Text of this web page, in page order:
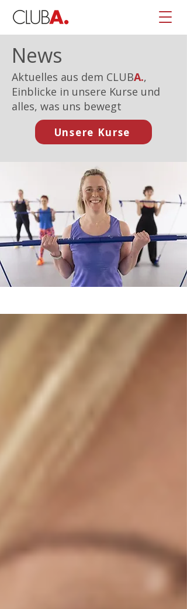
News
Aktuelles aus dem CLUBA.,
Einblicke in unsere Kurse und
alles, was uns bewegt
Unsere Kurse